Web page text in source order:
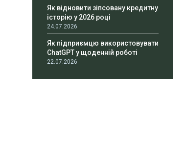
Як відновити зіпсовану кредитну
історію у 2026 році
24.07.2026
Як підприємцю використовувати
ChatGPT у щоденній роботі
22.07.2026